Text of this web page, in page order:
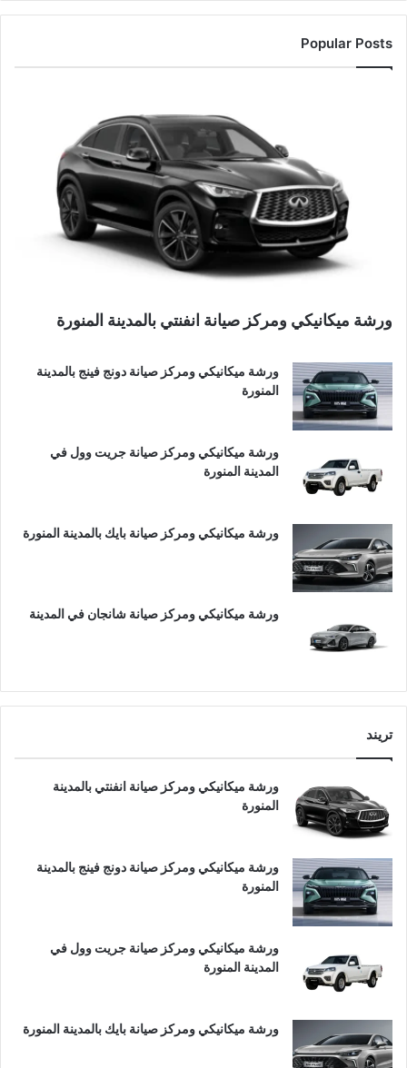
Popular Posts
ورشة ميكانيكي ومركز صيانة انفنتي بالمدينة المنورة
ورشة ميكانيكي ومركز صيانة دونج فينج بالمدينة
المنورة
ورشة ميكانيكي ومركز صيانة جريت وول في
المدينة المنورة
ورشة ميكانيكي ومركز صيانة بايك بالمدينة المنورة
ورشة ميكانيكي ومركز صيانة شانجان في المدينة
تريند
ورشة ميكانيكي ومركز صيانة انفنتي بالمدينة
المنورة
ورشة ميكانيكي ومركز صيانة دونج فينج بالمدينة
المنورة
ورشة ميكانيكي ومركز صيانة جريت وول في
المدينة المنورة
ورشة ميكانيكي ومركز صيانة بايك بالمدينة المنورة